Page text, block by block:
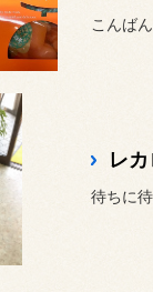
こんば
レ
待ちに